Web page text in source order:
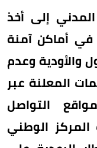
إلى أخذ
في أماكن آمنة
والأودية وعدم
المعلنة عبر
التواصل
المركز الوطني